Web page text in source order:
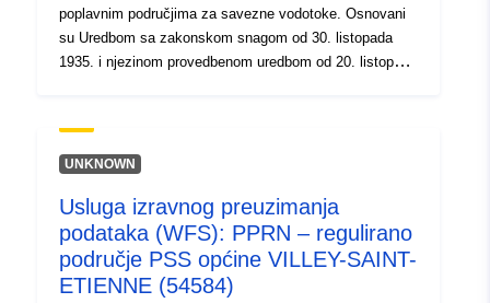
poplavnim područjima za savezne vodotoke. Osnovani
su Uredbom sa zakonskom snagom od 30. listopada
1935. i njezinom provedbenom uredbom od 20. listopada
ga čini izvršivima protiv trećih osoba. PSS je dokument
kojim se uspostavlja smanjenje korisnosti koje utječe na
suprotstavi svim radnjama ili radovima koji bi mogli
ometati slobodan protok vode ili očuvanje poplavnih
polja (članak R425 – 21 Zakona o gradovima). Stoga je
potrebno podnijeti izjavu prije izvođenja radova koji bi
UNKNOWN
Usluga izravnog preuzimanja
podataka (WFS): PPRN – regulirano
područje PSS općine VILLEY-SAINT-
ETIENNE (54584)